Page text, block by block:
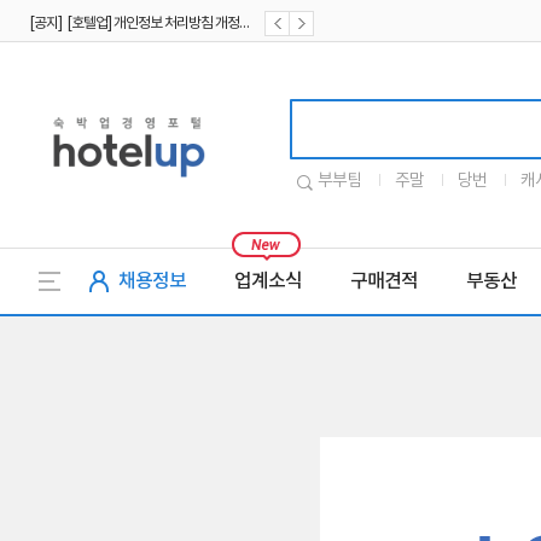
[공지] [호텔업] 개인정보 처리방침 개정본1 (19.09.02)
부부팀 주말 당번 캐
채용정보 업계소식 구매견적 부동산